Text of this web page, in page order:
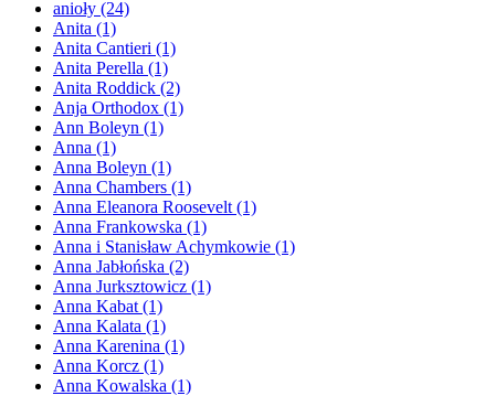
anioły (24)
Anita (1)
Anita Cantieri (1)
Anita Perella (1)
Anita Roddick (2)
Anja Orthodox (1)
Ann Boleyn (1)
Anna (1)
Anna Boleyn (1)
Anna Chambers (1)
Anna Eleanora Roosevelt (1)
Anna Frankowska (1)
Anna i Stanisław Achymkowie (1)
Anna Jabłońska (2)
Anna Jurksztowicz (1)
Anna Kabat (1)
Anna Kalata (1)
Anna Karenina (1)
Anna Korcz (1)
Anna Kowalska (1)